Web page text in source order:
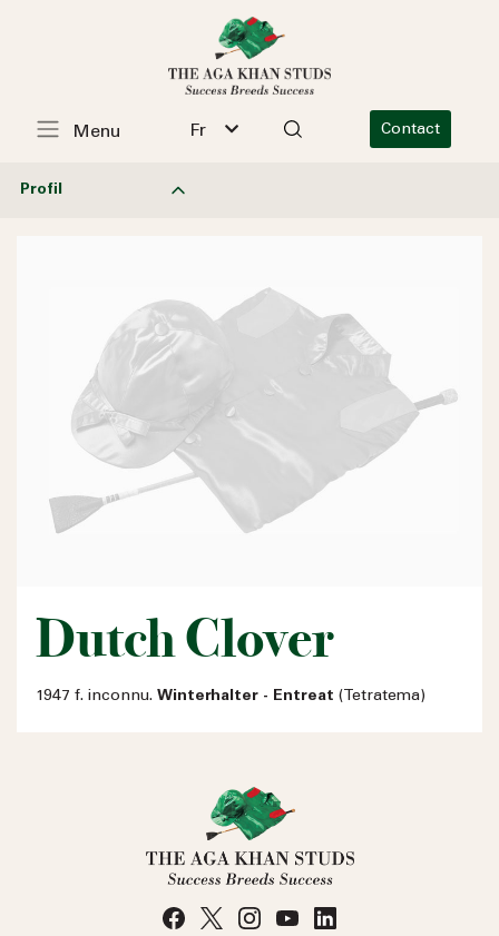
Fr Contact
Menu
Profil
Dutch Clover
1947 f. inconnu. Winterhalter - Entreat (Tetratema)